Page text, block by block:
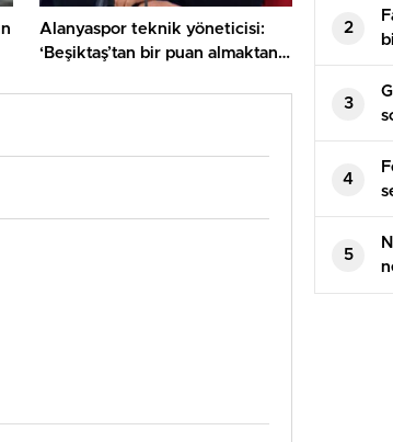
Alanyaspor teknik yöneticisi:
‘Beşiktaş’tan bir puan almaktan
2
3
4
5